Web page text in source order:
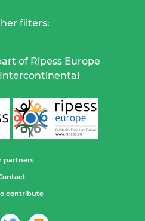
filters:
of Ripess Europe
partners
contribute